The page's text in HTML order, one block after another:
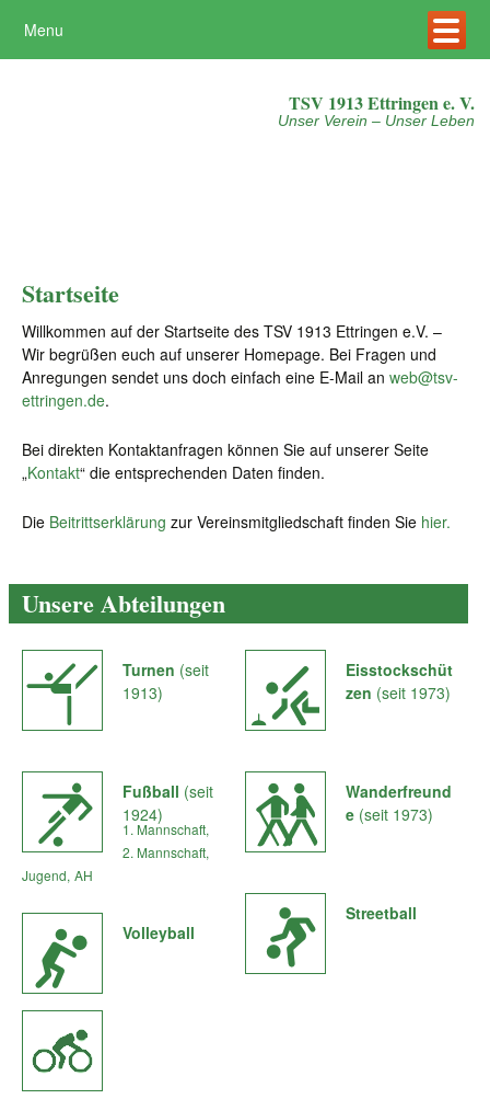
Menu
TSV 1913 Ettringen e. V.
Unser Verein – Unser Leben
Startseite
Willkommen auf der Startseite des TSV 1913 Ettringen e.V. –
Wir begrüßen euch auf unserer Homepage. Bei Fragen und
Anregungen sendet uns doch einfach eine E-Mail an web@tsv-
ettringen.de.
Bei direkten Kontaktanfragen können Sie auf unserer Seite
„Kontakt“ die entsprechenden Daten finden.
Die Beitrittserklärung zur Vereinsmitgliedschaft finden Sie hier.
Unsere Abteilungen
Turnen (seit
1913)
Fußball (seit
1924)
1. Mannschaft,
2. Mannschaft,
Jugend, AH
Volleyball
Eisstockschüt
zen (seit 1973)
Wanderfreund
e (seit 1973)
Streetball
Akzeptieren